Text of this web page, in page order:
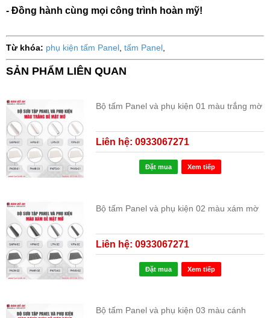
- Đồng hành cùng mọi công trình hoàn mỹ!
Từ khóa: phụ kiện tấm Panel tấm Panel
SẢN PHẨM LIÊN QUAN
Bộ tấm Panel và phụ kiện 01 màu trắng mờ
Liên hệ: 0933067271
Đặt mua Xem tiếp
Bộ tấm Panel và phụ kiện 02 màu xám mờ
Liên hệ: 0933067271
Đặt mua Xem tiếp
Bộ tấm Panel và phụ kiện 03 màu cánh